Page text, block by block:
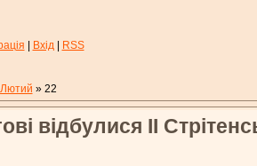
Вхід| RSS
Лютий » 22
відбулися ІІ